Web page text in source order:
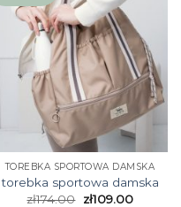
TOREBKA SPORTOWA DAMSKA
torebka sportowa damska
zł174.00 zł109.00